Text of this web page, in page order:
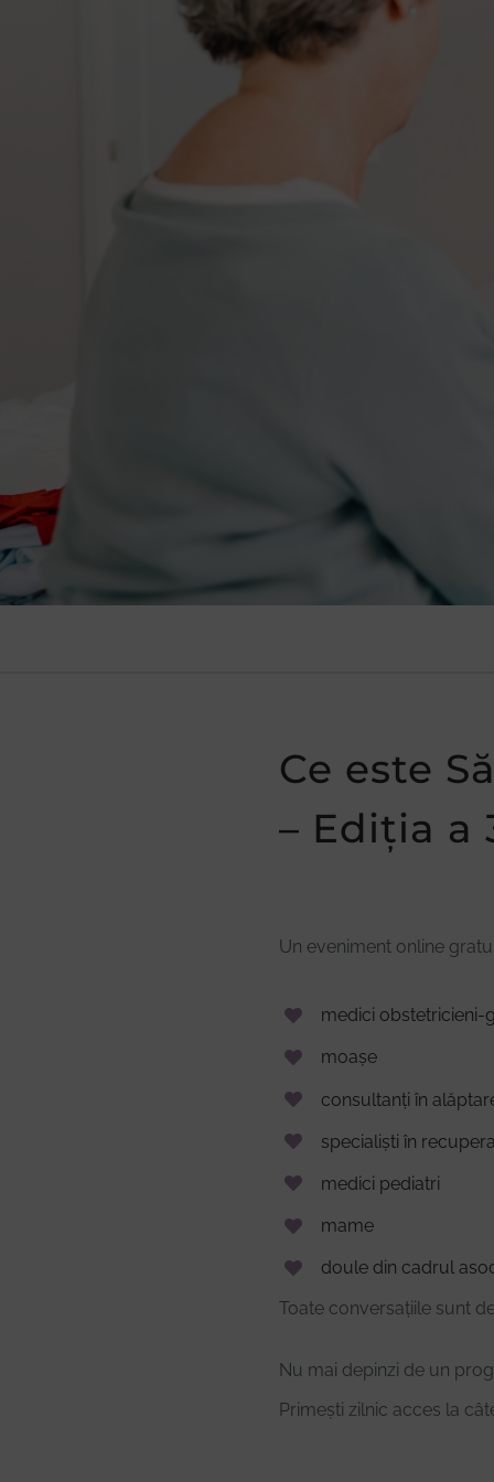
Ce este
– Ediția a
Un eveniment online
medici obstetricieni-
moașe
consultanți în
specialiști în
medici pediatri
mame
doule din cadrul
Toate conversațiile sunt
Nu mai depinzi de un
Primești zilnic acces la